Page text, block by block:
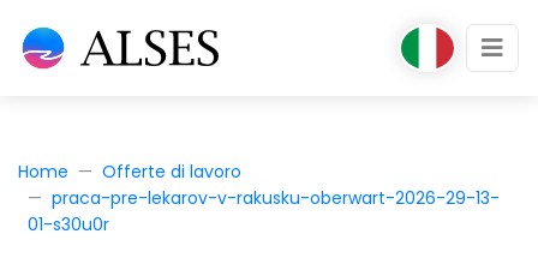
Home
Offerte di lavoro
praca-pre-lekarov-v-rakusku-oberwart-2026-29-13-
01-s30u0r